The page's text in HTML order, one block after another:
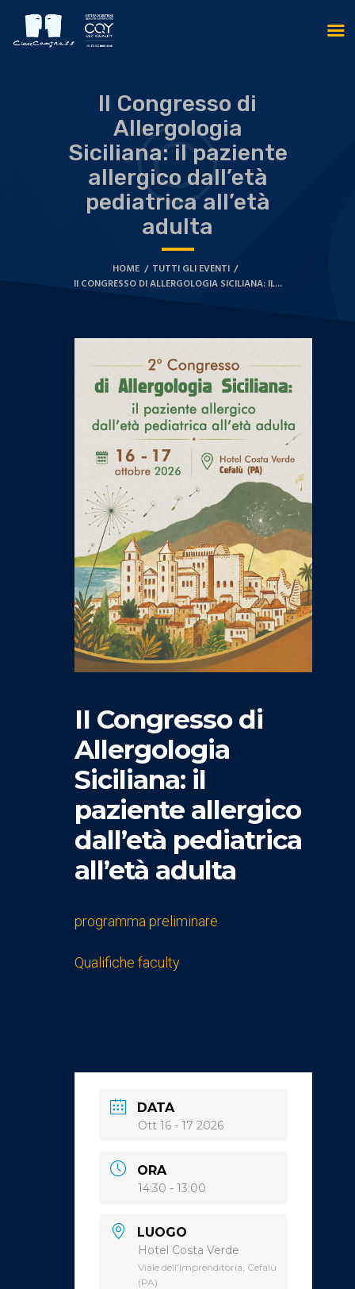
II Congresso di
Allergologia
Siciliana: il paziente
allergico dall’età
pediatrica all’età
adulta
HOME
TUTTI GLI EVENTI
II CONGRESSO DI ALLERGOLOGIA SICILIANA: IL...
II Congresso di
Allergologia
Siciliana: il
paziente allergico
dall’età pediatrica
all’età adulta
programma preliminare
Qualifiche faculty
DATA
Ott 16 - 17 2026
ORA
14:30 - 13:00
LUOGO
Hotel Costa Verde
Viale dell'Imprenditoria, Cefalù
(PA)